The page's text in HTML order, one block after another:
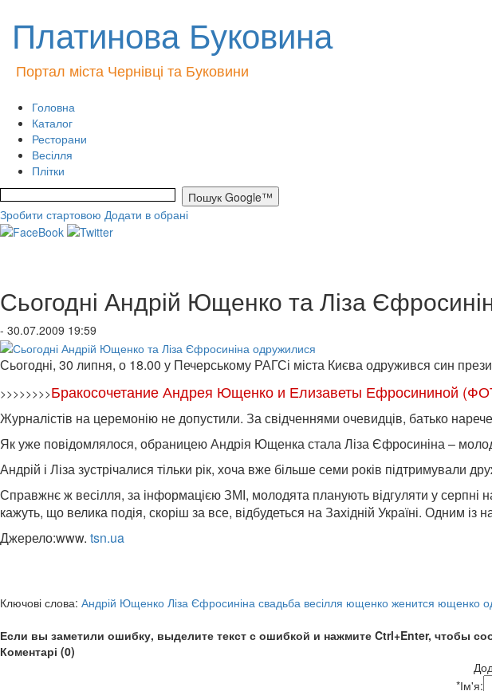
Платинова Буковина
Портал міста Чернівці та Буковини
Головна
Каталог
Ресторани
Весілля
Плітки
Зробити стартовою Додати в обрані
Сьогодні Андрій Ющенко та Ліза
- 30.07.2009 19:59
Сьогодні, 30 липня, о 18.00 у Печерському РАГСі міста Києва одружився син
>>>>>>>>Бракосочетание Андрея Ющенко и Елизаветы Ефросининой
Журналістів на церемонію не допустили. За свідченнями очевидців, батько
Як уже повідомлялося, обраницею Андрія Ющенка стала Ліза Єфросиніна –
Андрій і Ліза зустрічалися тільки рік, хоча вже більше семи років
Справжнє ж весілля, за інформацією ЗМІ, молодята планують відгуляти у
кажуть, що велика подія, скоріш за все, відбудеться на Західній Україні. Одним із
Джерело:www. tsn.ua
Ключові слова: Андрій Ющенко Ліза Єфросиніна свадьба весілля ющенко женится ющенко
Если вы заметили ошибку, выделите текст с ошибкой и нажмите Ctrl+Enter, чтобы
Коментарі (0)
*Ім'я: